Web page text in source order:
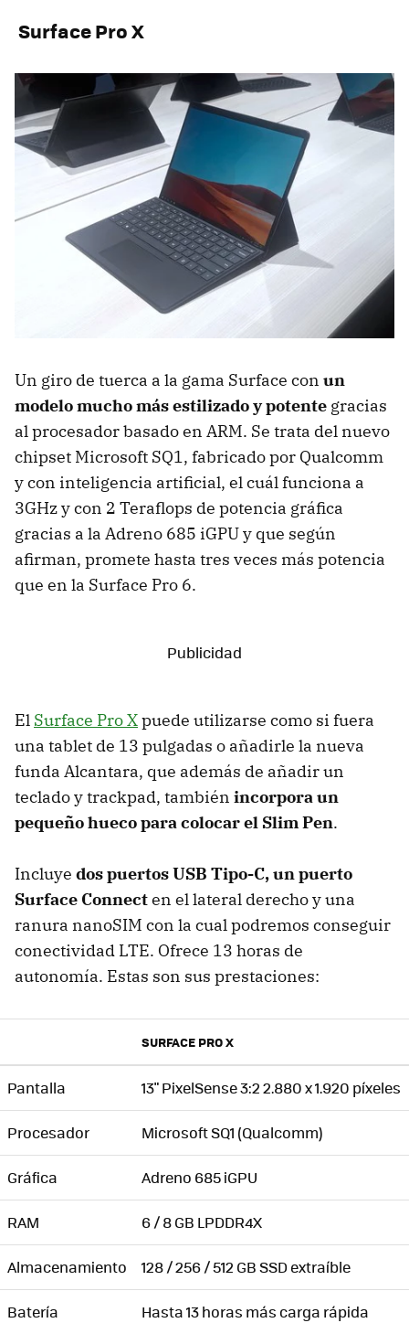
Surface Pro X
Un giro de tuerca a la gama Surface con un
modelo mucho más estilizado y potente gracias
al procesador basado en ARM. Se trata del nuevo
chipset Microsoft SQ1, fabricado por Qualcomm
y con inteligencia artificial, el cuál funciona a
3GHz y con 2 Teraflops de potencia gráfica
gracias a la Adreno 685 iGPU y que según
afirman, promete hasta tres veces más potencia
que en la Surface Pro 6.
El Surface Pro Xpuede utilizarse como si fuera
una tablet de 13 pulgadas o añadirle la nueva
funda Alcantara, que además de añadir un
teclado y trackpad, también incorpora un
pequeño hueco para colocar el Slim Pen.
Incluye dos puertos USB Tipo-C, un puerto
Surface Connecten el lateral derecho y una
ranura nanoSIM con la cual podremos conseguir
conectividad LTE. Ofrece 13 horas de
autonomía. Estas son sus prestaciones:
SURFACE PRO X
Pantalla 13" PixelSense 3:2 2.880 x 1.920 píxeles
Procesador Microsoft SQ1 (Qualcomm)
Gráfica Adreno 685 iGPU
RAM 6 / 8 GB LPDDR4X
Almacenamiento 128 / 256 / 512 GB SSD extraíble
Batería Hasta 13 horas más carga rápida